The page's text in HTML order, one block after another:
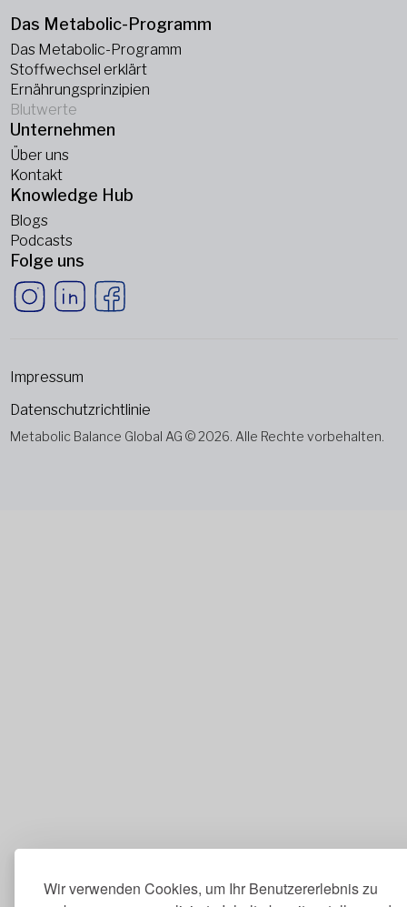
Wir verwenden Cookies, um Ihr Benutzererlebnis zu
Das Metabolic-Programm
Das Metabolic-Programm
Stoffwechsel erklärt
Ernährungsprinzipien
Blutwerte
Unternehmen
Über uns
Kontakt
Knowledge Hub
Blogs
Podcasts
Folge uns
Metabolic Balance Global AG © 2026. Alle Rechte vorbehalten.
Impressum
Datenschutzrichtlinie